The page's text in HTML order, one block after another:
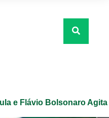
e Flávio Bolsonaro Agita